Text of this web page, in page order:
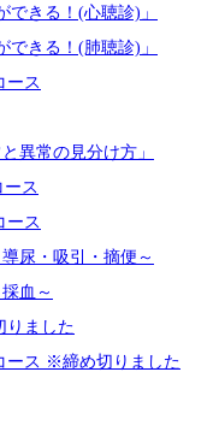
きる！(心聴診)」
きる！(肺聴診)」
ース
異常の見分け方」
ス
ース
尿・吸引・摘便～
血～
りました
ース ※締め切りました